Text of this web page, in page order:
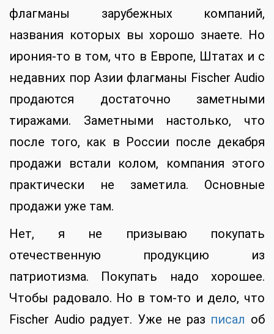
флагманы зарубежных компаний,
названия которых вы хорошо знаете. Но
ирония-то в том, что в Европе, Штатах и с
недавних пор Азии флагманы Fischer Audio
продаются достаточно заметными
тиражами. Заметными настолько, что
после того, как в России после декабря
продажи встали колом, компания этого
практически не заметила. Основные
продажи уже там.
Нет, я не призываю покупать
отечественную продукцию из
патриотизма. Покупать надо хорошее.
Чтобы радовало. Но в том-то и дело, что
Fischer Audio радует. Уже не раз писал об